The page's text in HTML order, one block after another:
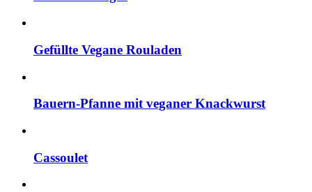
Gefüllte Vegane Rouladen
Bauern-Pfanne mit veganer Knackwurst
Cassoulet